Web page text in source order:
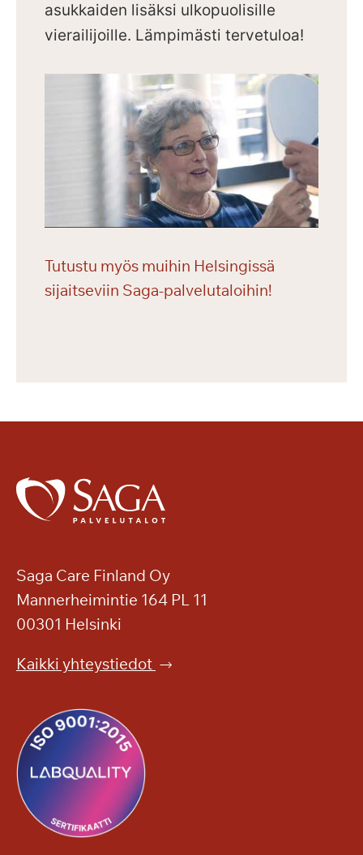
asukkaiden lisäksi ulkopuolisille
vierailijoille. Lämpimästi tervetuloa!
Tutustu myös muihin Helsingissä
sijaitseviin Saga-palvelutaloihin!
Saga Care Finland Oy
Mannerheimintie 164 PL 11
00301 Helsinki
Kaikki yhteystiedot